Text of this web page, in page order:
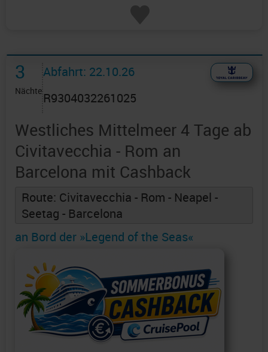
3
Nächte
Abfahrt: 22.10.26
R9304032261025
Westliches Mittelmeer 4 Tage ab
Civitavecchia - Rom an
Barcelona mit Cashback
Route: Civitavecchia - Rom - Neapel -
Seetag - Barcelona
an Bord der »Legend of the Seas«